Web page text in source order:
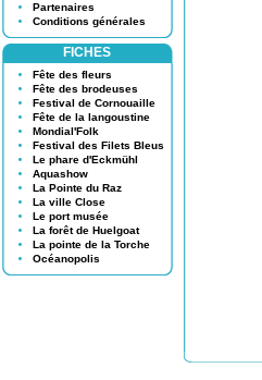
Partenaires
Conditions générales
FICHES
Fête des fleurs
Fête des brodeuses
Festival de Cornouaille
Fête de la langoustine
Mondial'Folk
Festival des Filets Bleus
Le phare d'Eckmühl
Aquashow
La Pointe du Raz
La ville Close
Le port musée
La forêt de Huelgoat
La pointe de la Torche
Océanopolis